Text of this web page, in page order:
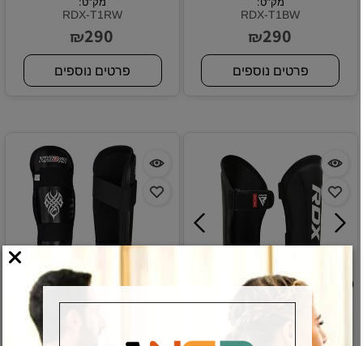
RDX-T1BW
₪290
פרטים נוספים
RDX-T1RW
₪290
פרטים נוספים
מגני שוק (מגן רגליים) מעור